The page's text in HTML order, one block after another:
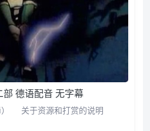
德语配音 无字幕
） 关于资源和打赏的说明